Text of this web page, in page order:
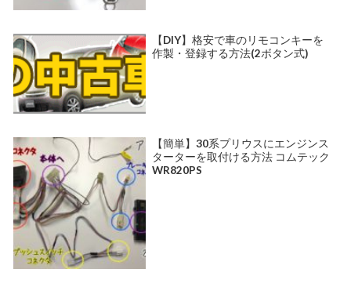
【DIY】格安で車のリモコンキーを
作製・登録する方法(2ボタン式)
【簡単】30系プリウスにエンジンス
ターターを取付ける方法 コムテック
WR820PS